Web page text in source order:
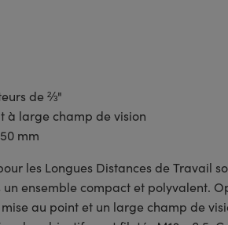
de ⅔"
à large champ de vision
mm
les Longues Distances de
ensemble compact et polyvalent.
au point et un large champ de